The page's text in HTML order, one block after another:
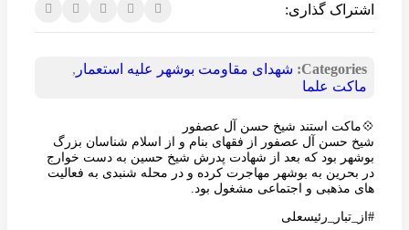
اشتراک گذاری:
Categories: شهدای مقاومت بوشهر علیه استعمار ,
ماکت علما
💠ماکت استند شیخ حسن آل عصفور
شیخ حسن آل عصفور از فقهای بنام و از اسلام شناسان بزرگ
بوشهر بود که بعد از شهادت پدرش شیخ حسین به دست خوارج
در بحرین به بوشهر مهاجرت کرده و در محله شنبدی به فعالیت
های مذهبی و اجتماعی مشغول بود.
#از_تبار_رئیسعلی